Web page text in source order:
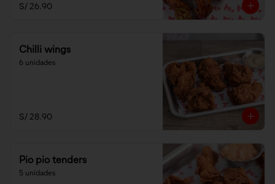
S/ 26.90
Chilli wings
6 unidades
S/ 28.90
Pio pio tenders
5 unidades